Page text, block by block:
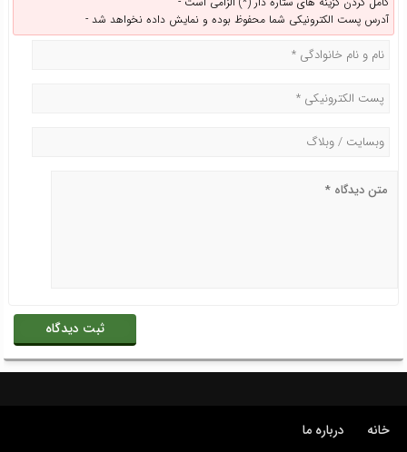
آدرس پست الکترونیکی شما محفوظ بوده و نمایش داده نخواهد شد -
خانه درباره ما